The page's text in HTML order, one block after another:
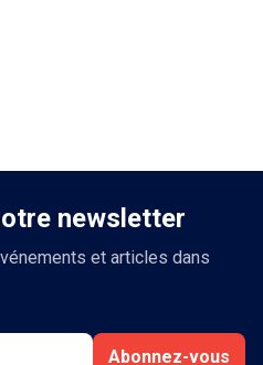
newsletter
et articles dans
Abonnez-vous